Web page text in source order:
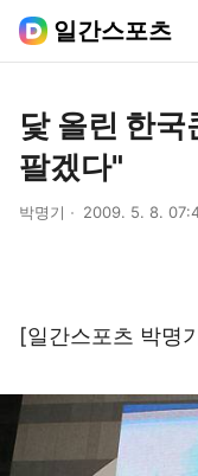
일간스포츠
닻 올린 한
팔겠다"
박명기 2009. 5. 8.
[일간스포츠 박명